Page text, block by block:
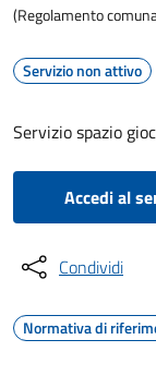
(Regolamento
Servizio non attivo
Servizio spazio
Accedi al
Condividi
Normativa di